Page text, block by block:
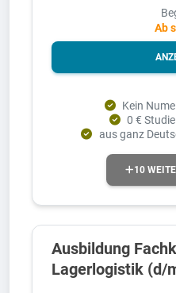
Ab
Kein
0 €
aus ganz
10
Ausbildung
Lagerlogistik (d/